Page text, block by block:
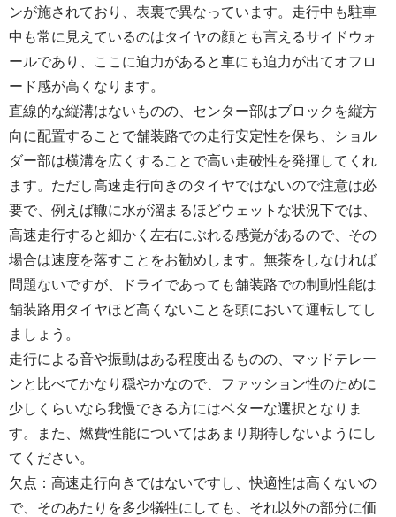
ンが施されており、表裏で異なっています。走行中も駐車
中も常に見えているのはタイヤの顔とも言えるサイドウォ
ールであり、ここに迫力があると車にも迫力が出てオフロ
ード感が高くなります。
直線的な縦溝はないものの、センター部はブロックを縦方
向に配置することで舗装路での走行安定性を保ち、ショル
ダー部は横溝を広くすることで高い走破性を発揮してくれ
ます。ただし高速走行向きのタイヤではないので注意は必
要で、例えば轍に水が溜まるほどウェットな状況下では、
高速走行すると細かく左右にぶれる感覚があるので、その
場合は速度を落すことをお勧めします。無茶をしなければ
問題ないですが、ドライであっても舗装路での制動性能は
舗装路用タイヤほど高くないことを頭において運転してし
ましょう。
走行による音や振動はある程度出るものの、マッドテレー
ンと比べてかなり穏やかなので、ファッション性のために
少しくらいなら我慢できる方にはベターな選択となりま
す。また、燃費性能についてはあまり期待しないようにし
てください。
欠点：高速走行向きではないですし、快適性は高くないの
で、そのあたりを多少犠牲にしても、それ以外の部分に価